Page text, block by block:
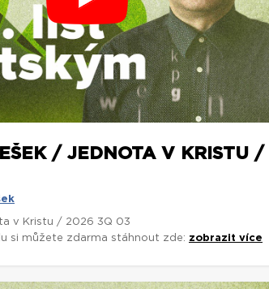
/ JEDNOTA V KRISTU /
v Kristu / 2026 3Q 03
si můžete zdarma stáhnout zde: zobrazit více